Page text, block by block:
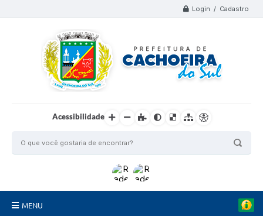
Login / Cadastro
Acessibilidade
MENU